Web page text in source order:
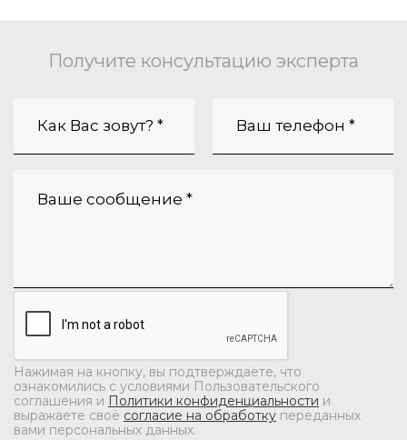
Получите консультацию эксперта
Нажимая на кнопку, вы подтверждаете, что
ознакомились с условиями Пользовательского
соглашения и Политики конфиденциальности и
выражаете своё согласие на обработкупереданных
вами персональных данных.